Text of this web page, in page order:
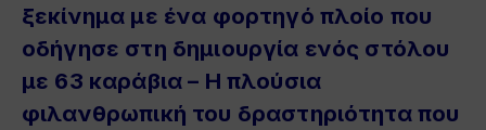
ξεκίνημα με ένα φορτηγό πλοίο που
οδήγησε στη δημιουργία ενός στόλου
με 63 καράβια – Η πλούσια
φιλανθρωπική του δραστηριότητα που